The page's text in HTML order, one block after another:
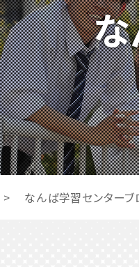
> なんば学習センターブ